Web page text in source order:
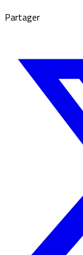
Partager